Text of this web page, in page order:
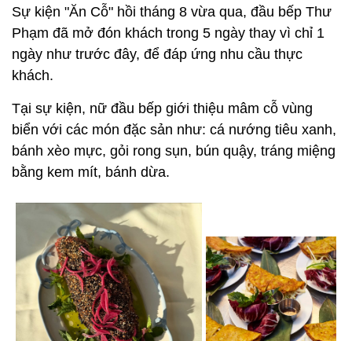
Sự kiện "Ăn Cỗ" hồi tháng 8 vừa qua, đầu bếp Thư
Phạm đã mở đón khách trong 5 ngày thay vì chỉ 1
ngày như trước đây, để đáp ứng nhu cầu thực
khách.
Tại sự kiện, nữ đầu bếp giới thiệu mâm cỗ vùng
biển với các món đặc sản như: cá nướng tiêu xanh,
bánh xèo mực, gỏi rong sụn, bún quậy, tráng miệng
bằng kem mít, bánh dừa.